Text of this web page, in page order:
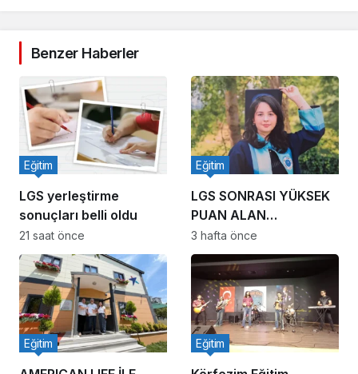
Benzer Haberler
LGS yerleştirme
sonuçları belli oldu
Eğitim
21 saat önce
LGS SONRASI YÜKSEK
PUAN ALAN
ÖĞRENCİLER
Eğitim
3 hafta önce
Eğitim Eğitim